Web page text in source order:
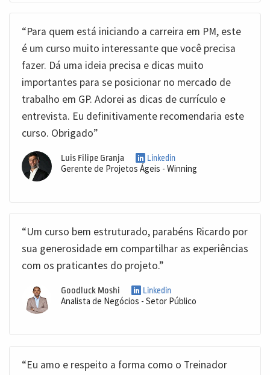
“Para quem está iniciando a carreira em PM, este
é um curso muito interessante que você precisa
fazer. Dá uma ideia precisa e dicas muito
importantes para se posicionar no mercado de
trabalho em GP. Adorei as dicas de currículo e
entrevista. Eu definitivamente recomendaria este
curso. Obrigado”
Luis Filipe Granja Linkedin
Gerente de Projetos Ágeis - Winning
“Um curso bem estruturado, parabéns Ricardo por
sua generosidade em compartilhar as experiências
com os praticantes do projeto.”
Goodluck Moshi Linkedin
Analista de Negócios - Setor Público
“Eu amo e respeito a forma como o Treinador